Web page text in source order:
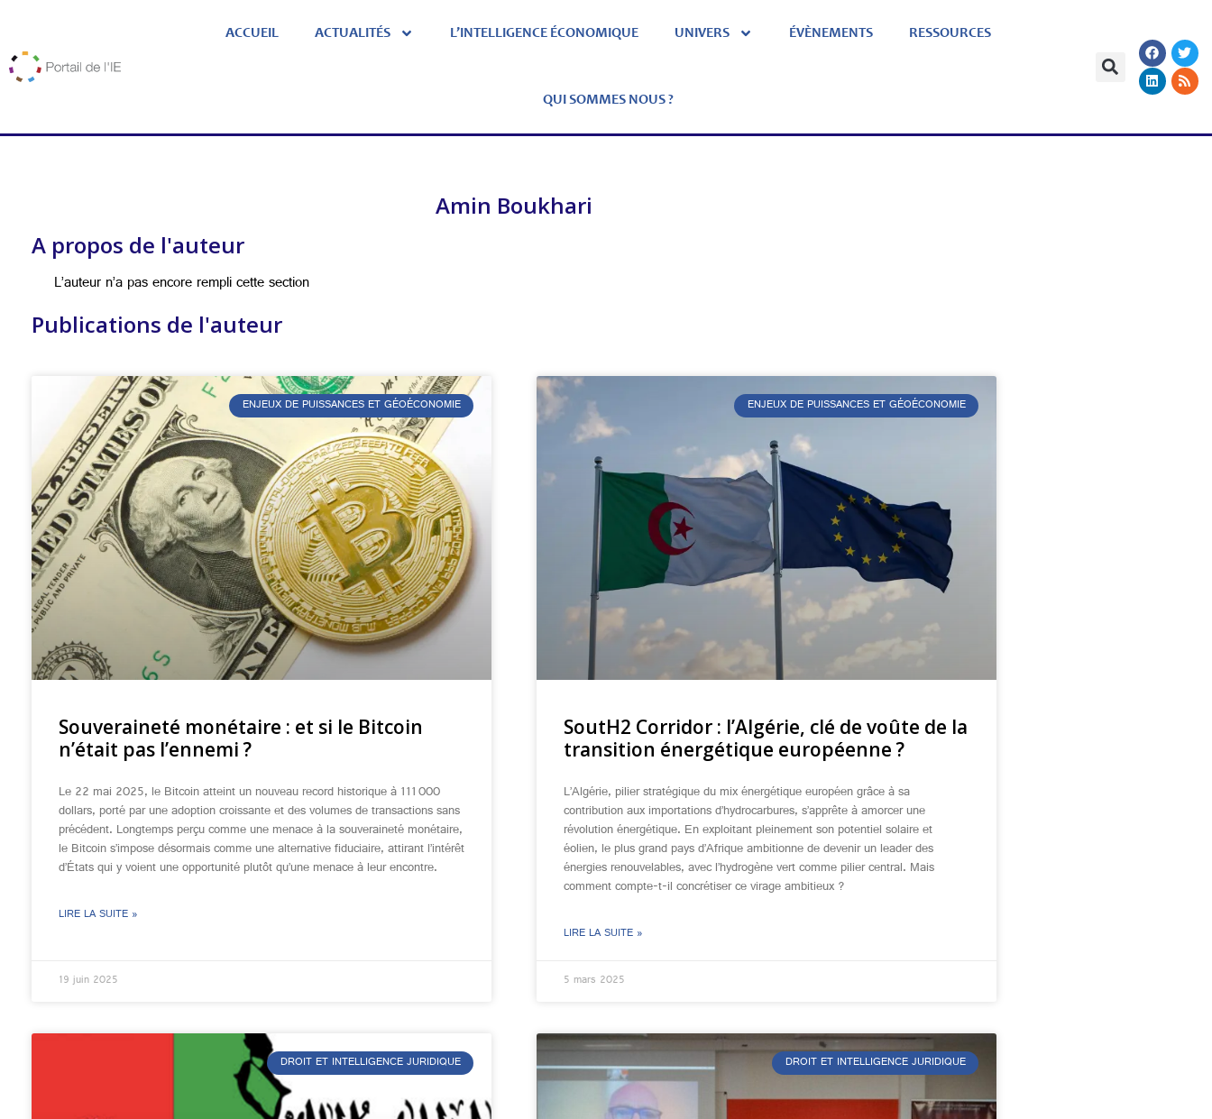
ACCUEIL ACTUALITÉS L’INTELLIGENCE ÉCONOMIQUE UNIVERS ÉVÈNEMENTS RESSOURCES
QUI SOMMES NOUS ?
Amin Boukhari
A propos de l'auteur
L’auteur n’a pas encore rempli cette section
Publications de l'auteur
ENJEUX DE PUISSANCES ET GÉOÉCONOMIE
Souveraineté monétaire : et si le Bitcoin
n’était pas l’ennemi ?
Le 22 mai 2025, le Bitcoin atteint un nouveau record historique à 111 000
dollars, porté par une adoption croissante et des volumes de transactions sans
précédent. Longtemps perçu comme une menace à la souveraineté monétaire,
le Bitcoin s’impose désormais comme une alternative fiduciaire, attirant l’intérêt
d’États qui y voient une opportunité plutôt qu’une menace à leur encontre.
LIRE LA SUITE »
19 juin 2025
ENJEUX DE PUISSANCES ET GÉOÉCONOMIE
SoutH2 Corridor : l’Algérie, clé de voûte de la
transition énergétique européenne ?
L’Algérie, pilier stratégique du mix énergétique européen grâce à sa
contribution aux importations d’hydrocarbures, s’apprête à amorcer une
révolution énergétique. En exploitant pleinement son potentiel solaire et
éolien, le plus grand pays d’Afrique ambitionne de devenir un leader des
énergies renouvelables, avec l’hydrogène vert comme pilier central. Mais
comment compte-t-il concrétiser ce virage ambitieux ?
LIRE LA SUITE »
5 mars 2025
DROIT ET INTELLIGENCE JURIDIQUE DROIT ET INTELLIGENCE JURIDIQUE